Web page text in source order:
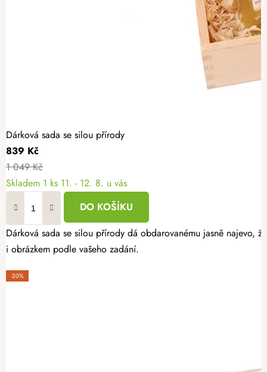
Dárková sada se silou přírody
839 Kč
1 049 Kč
Skladem 1 ks 11. - 12. 8. u vás
DO KOŠÍKU
Dárková sada se silou přírody dá obdarovanému jasně najevo,
i obrázkem podle vašeho zadání.
-20%